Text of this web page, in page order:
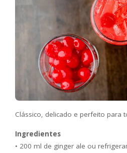
Clássico, delicado e perfeito para
Ingredientes
• 200 ml de ginger ale ou